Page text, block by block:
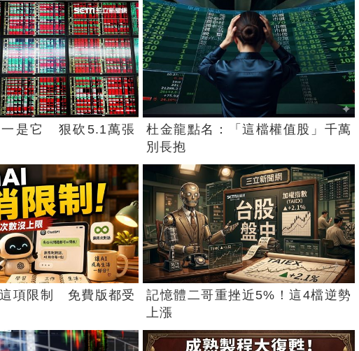
一是它 狠砍5.1萬張
杜金龍點名：「這檔權值股」千萬
別長抱
項限制 免費版都受
記憶體二哥重挫近5%！這4檔逆勢
上漲